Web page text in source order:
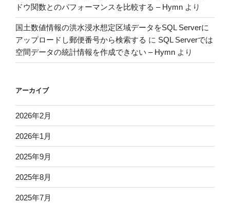
ドウ関数とのパフォーマンスを比較する – Hymn より
国土数値情報の洪水浸水想定区域データをSQL Serverに
アップロードし郵便番号から検索する に SQL Serverでは
空間データの統計情報を作成できない – Hymn より
アーカイブ
2026年2月
2026年1月
2025年9月
2025年8月
2025年7月